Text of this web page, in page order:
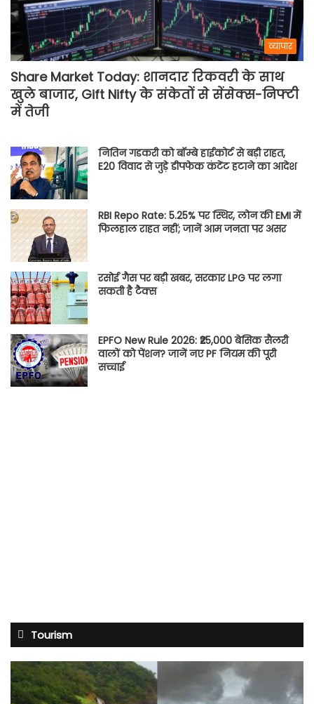
व्यापार
Share Market Today: शानदार रिकवरी के साथ
खुले बाजार, Gift Nifty के संकेतों से सेंसेक्स-निफ्टी
में तेजी
नितिन गडकरी को बॉम्बे हाईकोर्ट से बड़ी राहत,
E20 विवाद से जुड़े डीपफेक कंटेंट हटाने का आदेश
RBI Repo Rate: 5.25% पर स्थिर, लोन की EMI में
फिलहाल राहत नहीं; जानें आम जनता पर असर
रसोई गैस पर बड़ी खबर, सरकार LPG पर लगा
सकती है टैक्स
EPFO New Rule 2026: ₹25,000 बेसिक सैलरी
वालों को पेंशन? जानें नए PF नियम की पूरी
सच्चाई
Tourism